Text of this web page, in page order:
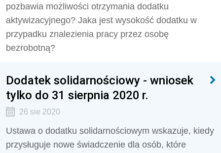
pozbawia możliwości otrzymania dodatku
aktywizacyjnego? Jaka jest wysokość dodatku w
przypadku znalezienia pracy przez osobę
bezrobotną?
Dodatek solidarnościowy - wniosek
tylko do 31 sierpnia 2020 r.
26 sie 2020
Ustawa o dodatku solidarnościowym wskazuje, kiedy
przysługuje nowe świadczenie dla osób, które